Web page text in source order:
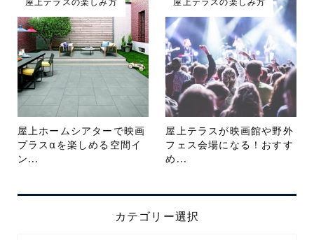
屋上ホームシアターで映画
プラスαを楽しめる空間イ
ン...
屋上テラスが映画館や野外
フェス会場になる！おすす
め...
カテゴリー選択